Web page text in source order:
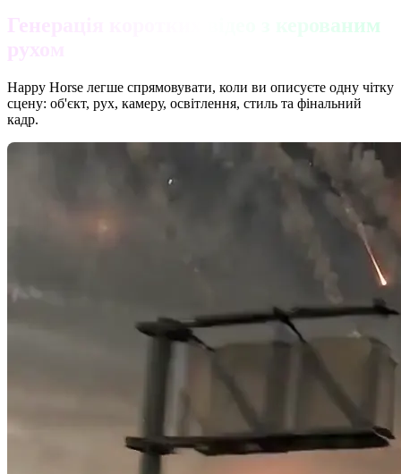
Генерація коротких відео з керованим
рухом
Happy Horse легше спрямовувати, коли ви описуєте одну чітку
сцену: об'єкт, рух, камеру, освітлення, стиль та фінальний
кадр.